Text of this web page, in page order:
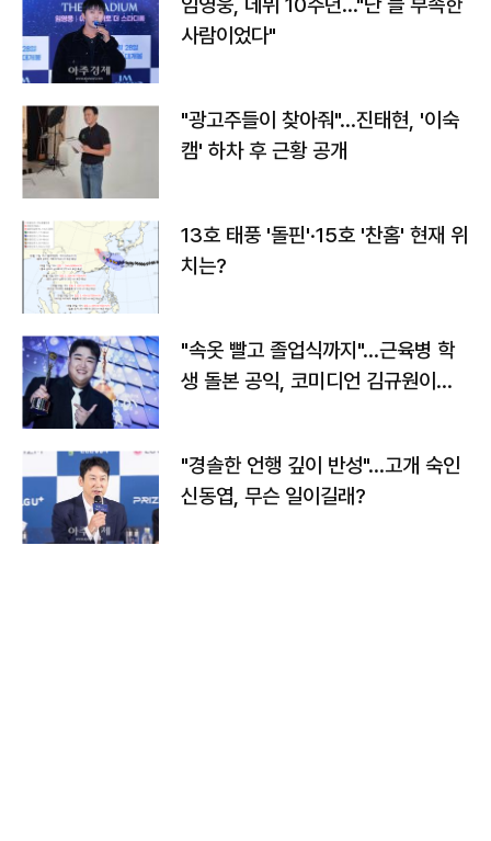
임영웅, 데뷔 10주년…"난 늘 부족한
사람이었다"
"광고주들이 찾아줘"…진태현, '이숙
캠' 하차 후 근황 공개
13호 태풍 '돌핀'·15호 '찬홈' 현재 위
치는?
"속옷 빨고 졸업식까지"…근육병 학
생 돌본 공익, 코미디언 김규원이었
"경솔한 언행 깊이 반성"…고개 숙인
신동엽, 무슨 일이길래?